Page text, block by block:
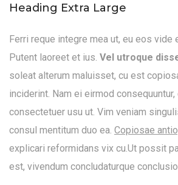
Heading Extra Large
Ferri reque integre mea ut, eu eos vide
Putent laoreet et ius. Vel utroque
soleat alterum maluisset, cu est
inciderint. Nam ei eirmod
consectetuer usu ut. Vim veniam
consul mentitum duo ea. Copiosae
explicari reformidans vix cu.Ut possit
est, vivendum concludaturque